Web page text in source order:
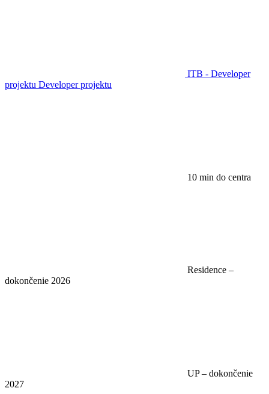
ITB - Developer
projektu Developer projektu
10 min do centra
Residence –
dokončenie 2026
UP – dokončenie
2027